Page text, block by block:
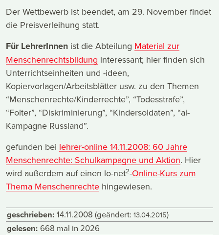
Der Wettbewerb ist beendet, am 29. November findet
die Preisverleihung statt.
Für LehrerInnen ist die Abteilung Material zur
Menschenrechtsbildung interessant; hier finden sich
Unterrichtseinheiten und -ideen,
Kopiervorlagen/Arbeitsblätter usw. zu den Themen
“Menschenrechte/Kinderrechte”, “Todesstrafe”,
“Folter”, “Diskriminierung”, “Kindersoldaten”, “ai-
Kampagne Russland”.
gefunden bei lehrer-online 14.11.2008: 60 Jahre
Menschenrechte: Schulkampagne und Aktion. Hier
wird außerdem auf einen lo-net2-Online-Kurs zum
Thema Menschenrechte hingewiesen.
geschrieben: 14.11.2008 (geändert: 13.04.2015)
gelesen: 668 mal in 2026